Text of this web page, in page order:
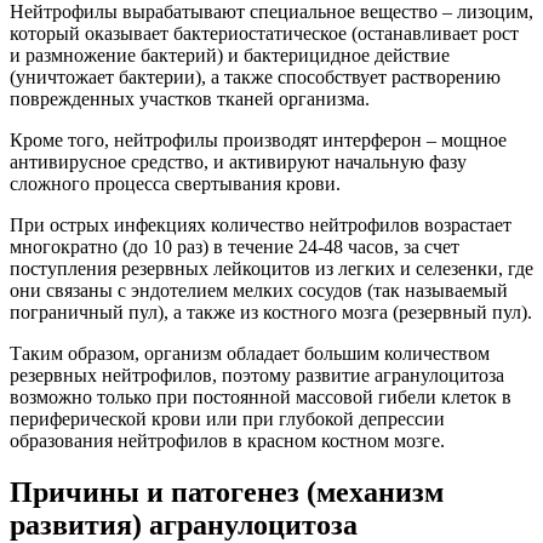
Нейтрофилы вырабатывают специальное вещество – лизоцим,
который оказывает бактериостатическое (останавливает рост
и размножение бактерий) и бактерицидное действие
(уничтожает бактерии), а также способствует растворению
поврежденных участков тканей организма.
Кроме того, нейтрофилы производят интерферон – мощное
антивирусное средство, и активируют начальную фазу
сложного процесса свертывания крови.
При острых инфекциях количество нейтрофилов возрастает
многократно (до 10 раз) в течение 24-48 часов, за счет
поступления резервных лейкоцитов из легких и селезенки, где
они связаны с эндотелием мелких сосудов (так называемый
пограничный пул), а также из костного мозга (резервный пул).
Таким образом, организм обладает большим количеством
резервных нейтрофилов, поэтому развитие агранулоцитоза
возможно только при постоянной массовой гибели клеток в
периферической крови или при глубокой депрессии
образования нейтрофилов в красном костном мозге.
Причины и патогенез (механизм
развития) агранулоцитоза